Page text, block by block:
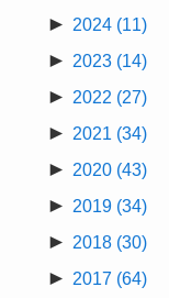
► 2024 (11)
► 2023 (14)
► 2022 (27)
► 2021 (34)
► 2020 (43)
► 2019 (34)
► 2018 (30)
► 2017 (64)